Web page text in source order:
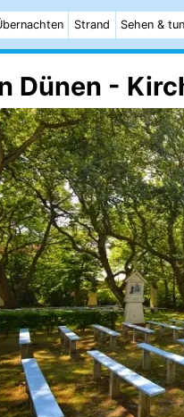
Strand Sehen & tun
Dünen -